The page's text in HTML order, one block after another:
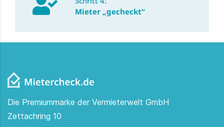
Mieter „gecheckt“
Die Premiummarke der Vermieterwelt GmbH
Zettachring 10